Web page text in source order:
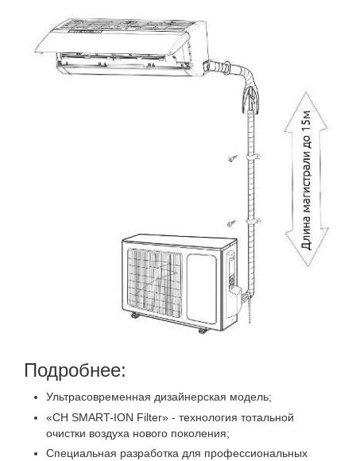
Подробнее:
Ультрасовременная дизайнерская модель;
«CH SMART-ION Filter» - технология тотальной
очистки воздуха нового поколения;
Специальная разработка для профессиональных